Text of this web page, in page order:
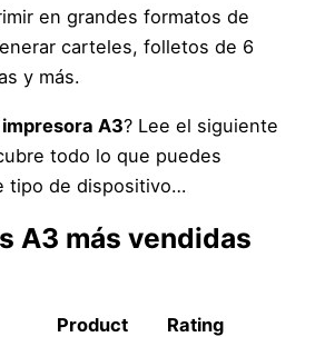
en grandes formatos de
carteles, folletos de 6
y más.
impresora A3? Lee el siguiente
todo lo que puedes
tipo de dispositivo…
A3 más vendidas
Product Rating